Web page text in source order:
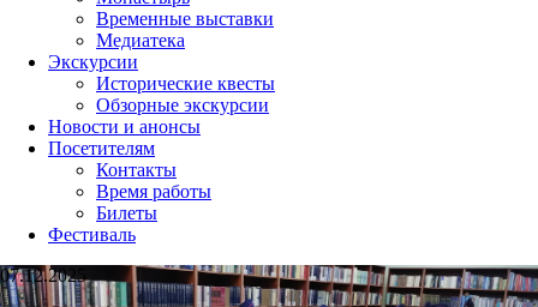
Временные выставки
Медиатека
Экскурсии
Исторические квесты
Обзорные экскурсии
Новости и анонсы
Посетителям
Контакты
Время работы
Билеты
Фестиваль
07.12.2025